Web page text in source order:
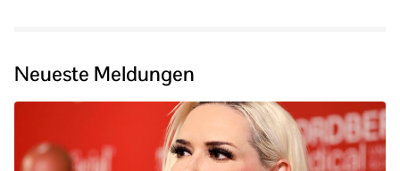
Neueste Meldungen